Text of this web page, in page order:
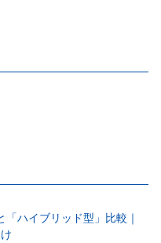
ハイブリッド型」比較｜